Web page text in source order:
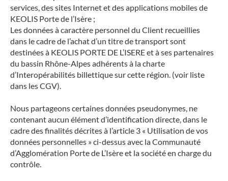
services, des sites Internet et des applications mobiles de
KEOLIS Porte de l’Isère ;
Les données à caractère personnel du Client recueillies
dans le cadre de l’achat d’un titre de transport sont
destinées à KEOLIS PORTE DE L’ISERE et à ses partenaires
du bassin Rhône-Alpes adhérents à la charte
d’Interopérabilités billettique sur cette région. (voir liste
dans les CGV).
Nous partageons certaines données pseudonymes, ne
contenant aucun élément d’identification directe, dans le
cadre des finalités décrites à l’article 3 « Utilisation de vos
données personnelles » ci-dessus avec la Communauté
d’Agglomération Porte de L’Isère et la société en charge du
contrôle.